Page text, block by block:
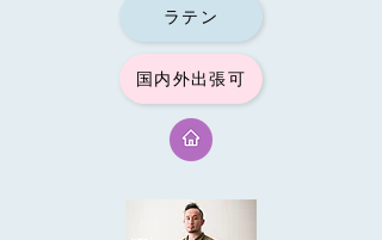
ラテン
国内外出張可